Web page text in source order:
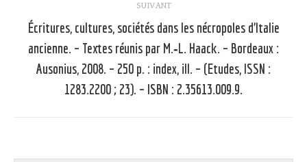
SUIVANT
Article
suivant
:
Écritures, cultures, sociétés dans les nécropoles d’Italie
ancienne. – Textes réunis par M.‑L. Haack. – Bordeaux :
Ausonius, 2008. – 250 p. : index, ill. – (Etudes, ISSN :
1283.2200 ; 23). – ISBN : 2.35613.009.9.